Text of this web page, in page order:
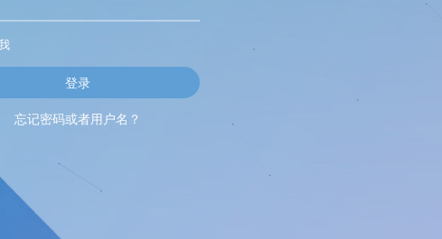
忘记密码或者用户名？